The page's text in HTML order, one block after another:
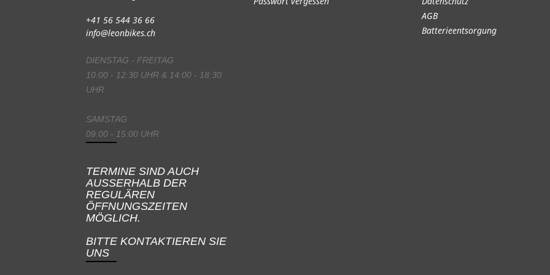
+41 56 544 36 66
info@leonbikes.ch
DIENSTAG - FREITAG
10:00 - 12:30 UHR & 14:00 - 18:30
UHR
SAMSTAG
09:00 - 15:00 UHR
TERMINE SIND AUCH
AUSSERHALB DER
REGULÄREN
ÖFFNUNGSZEITEN
MÖGLICH.
BITTE KONTAKTIEREN SIE
UNS
AGB
Batterieentsorgung